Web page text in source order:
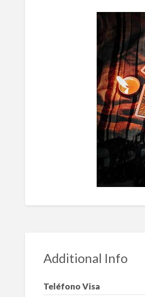
Additional Info
Teléfono Visa